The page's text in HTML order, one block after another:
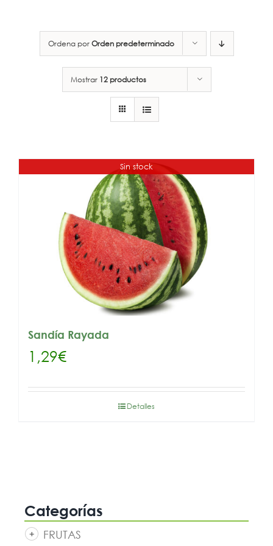
Ordena porOrden predeterminado
Mostrar 12 productos
Sin stock
Sandía Rayada
1,29€
Detalles
Categorías
FRUTAS